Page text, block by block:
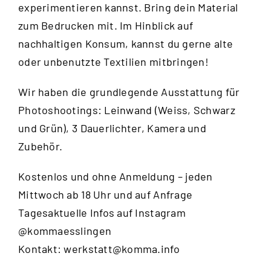
experimentieren kannst. Bring dein Material
zum Bedrucken mit. Im Hinblick auf
nachhaltigen Konsum, kannst du gerne alte
oder unbenutzte Textilien mitbringen!
Wir haben die grundlegende Ausstattung für
Photoshootings: Leinwand (Weiss, Schwarz
und Grün), 3 Dauerlichter, Kamera und
Zubehör.
Kostenlos und ohne Anmeldung – jeden
Mittwoch ab 18 Uhr und auf Anfrage
Tagesaktuelle Infos auf Instagram
@kommaesslingen
Kontakt:werkstatt@komma.info